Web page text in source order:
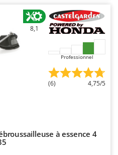
8,1
Professionnel
(6) 4,75/5
à essence 4